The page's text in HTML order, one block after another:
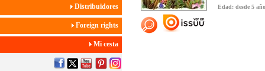
Distribuidores
Foreign rights
Mi cesta
Edad: desde 5